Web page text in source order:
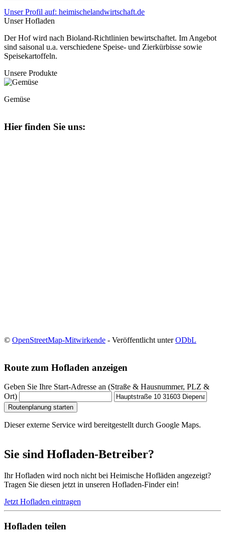
Unser Profil auf: heimischelandwirtschaft.de
Unser Hofladen
Der Hof wird nach Bioland-Richtlinien bewirtschaftet. Im Angebot
sind saisonal u.a. verschiedene Speise- und Zierkürbisse sowie
Speisekartoffeln.
Unsere Produkte
Gemüse
Hier finden Sie uns:
© OpenStreetMap-Mitwirkende - Veröffentlicht unterODbL
Route zum Hofladen anzeigen
Geben Sie Ihre Start-Adresse an (Straße & Hausnummer, PLZ &
Ort)
Routenplanung starten
Dieser externe Service wird bereitgestellt durch Google Maps.
Sie sind Hofladen-Betreiber?
Ihr Hofladen wird noch nicht bei Heimische Hofläden angezeigt?
Tragen Sie diesen jetzt in unseren Hofladen-Finder ein!
Jetzt Hofladen eintragen
Hofladen teilen